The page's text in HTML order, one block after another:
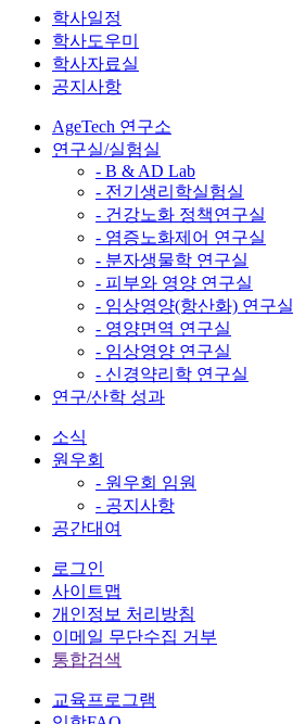
학사일정
학사도우미
학사자료실
공지사항
AgeTech 연구소
연구실/실험실
- B & AD Lab
- 전기생리학실험실
- 건강노화 정책연구실
- 염증노화제어 연구실
- 분자생물학 연구실
- 피부와 영양 연구실
- 임상영양(항산화) 연구실
- 영양면역 연구실
- 임상영양 연구실
- 신경약리학 연구실
연구/산학 성과
소식
원우회
- 원우회 임원
- 공지사항
공간대여
로그인
사이트맵
개인정보 처리방침
이메일 무단수집 거부
통합검색
교육프로그램